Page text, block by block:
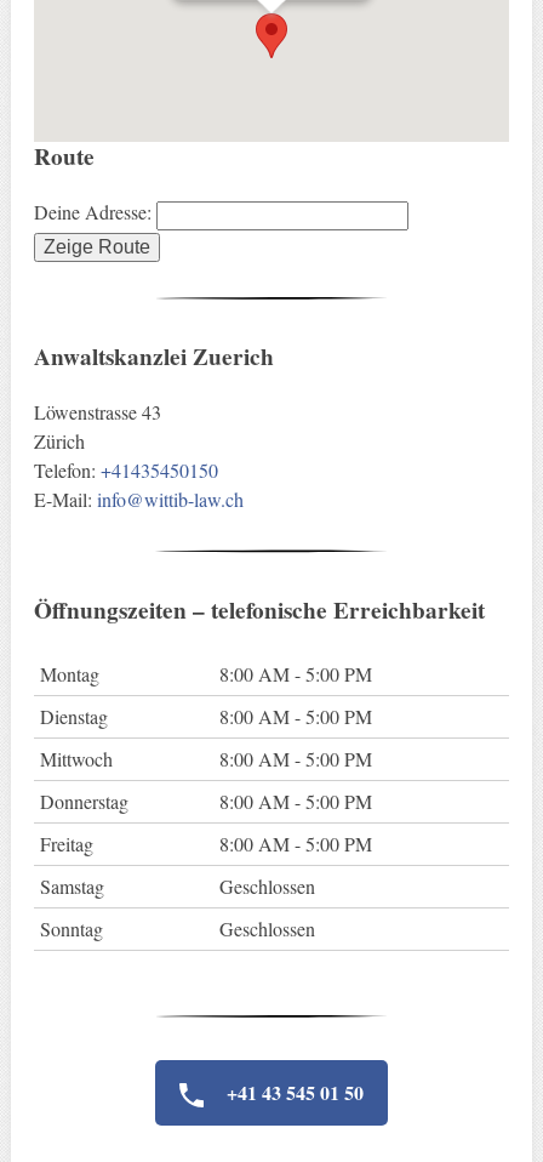
Route
Deine Adresse:
Anwaltskanzlei Zuerich
Löwenstrasse 43
Zürich
Telefon: +41435450150
E-Mail: info@wittib-law.ch
Öffnungszeiten – telefonische Erreichbarkeit
Montag
8:00 AM - 5:00 PM
Dienstag
8:00 AM - 5:00 PM
Mittwoch
8:00 AM - 5:00 PM
Donnerstag
8:00 AM - 5:00 PM
Freitag
8:00 AM - 5:00 PM
Samstag
Geschlossen
Sonntag
Geschlossen
+41 43 545 01 50